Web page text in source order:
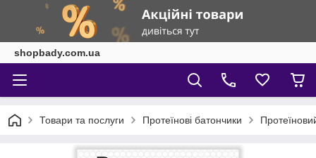
shopbady.com.ua
Товари та послуги Протеїнові батончики